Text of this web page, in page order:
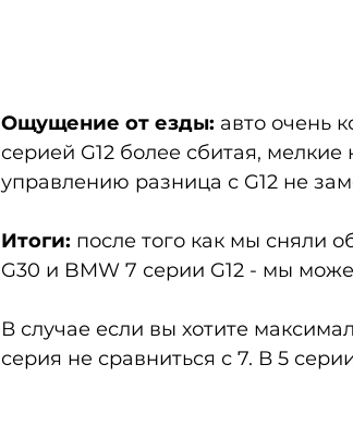
Ощущение от езды: авто очень
серией G12 более сбитая,
управлению разница с G12 не
Итоги: после того как мы сняли
G30 и BMW 7 серии G12 - мы
В случае если вы хотите
серия не сравниться с 7. В 5